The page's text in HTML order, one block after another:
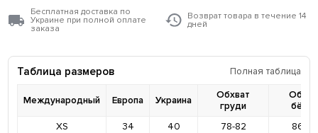
Бесплатная доставка по
Украине при полной оплате
заказа
Возврат товара в течение 14
дней
Таблица размеров Полная таблица
Международный Европа Украина
Обхват
груди
XS
34 40 78-82
86-